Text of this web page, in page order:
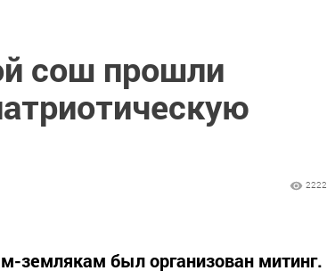
сош прошли
2222
землякам был организован митинг.